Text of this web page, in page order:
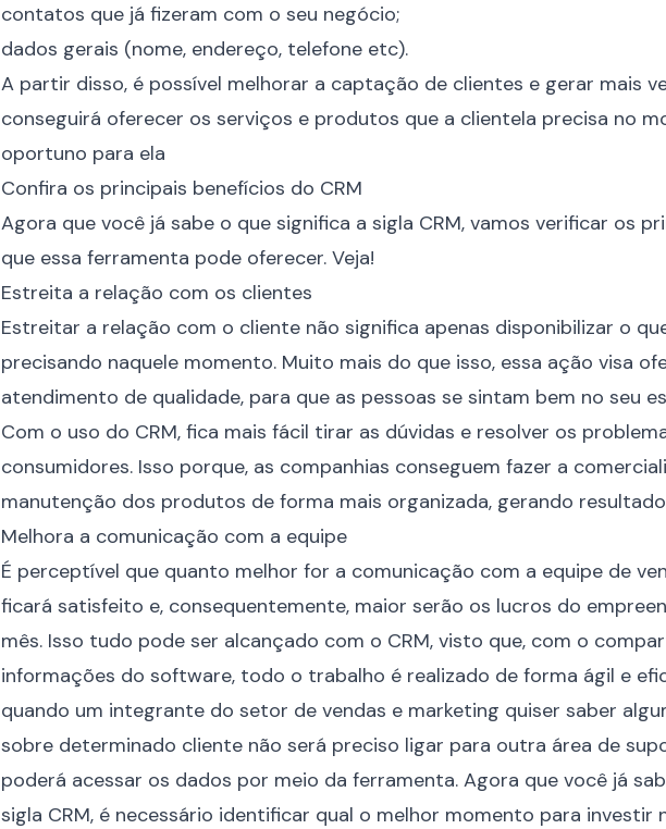
contatos que já fizeram com o seu negócio;
dados gerais (nome, endereço, telefone etc).
A partir disso, é possível melhorar a captação de clientes e gerar mais
conseguirá oferecer os serviços e produtos que a clientela precisa no
oportuno para ela
Confira os principais benefícios do CRM
Agora que você já sabe o que significa a sigla CRM, vamos verificar os
que essa ferramenta pode oferecer. Veja!
Estreita a relação com os clientes
Estreitar a relação com o cliente não significa apenas disponibilizar o
precisando naquele momento. Muito mais do que isso, essa ação visa
atendimento de qualidade, para que as pessoas se sintam bem no seu
Com o uso do CRM, fica mais fácil tirar as dúvidas e resolver os
consumidores. Isso porque, as companhias conseguem fazer a
manutenção dos produtos de forma mais organizada, gerando
Melhora a comunicação com a equipe
É perceptível que quanto melhor for a comunicação com a equipe de
ficará satisfeito e, consequentemente, maior serão os lucros do
mês. Isso tudo pode ser alcançado com o CRM, visto que, com o
informações do software, todo o trabalho é realizado de forma ágil e
quando um integrante do setor de vendas e marketing quiser saber
sobre determinado cliente não será preciso ligar para outra área de
poderá acessar os dados por meio da ferramenta. Agora que você já
sigla CRM, é necessário identificar qual o melhor momento para investir